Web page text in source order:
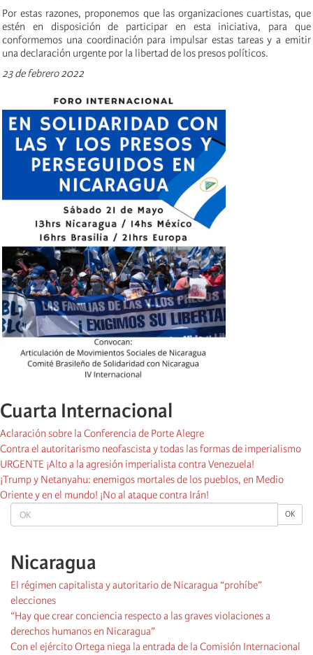
OK OK
Nicaragua
El régimen capitalista y autoritario de Nicaragua “prohíbe”
elecciones
“Hay que crear conciencia respecto a las graves violaciones a
derechos humanos en Nicaragua”
Con el ejército Ortega niega la entrada de la Comisión Internacional
Por estas razones, proponemos que las organizaciones cuartistas, que
estén en disposición de participar en esta iniciativa, para que
conformemos una coordinación para impulsar estas tareas y a emitir
una declaración urgente por la libertad de los presos políticos.
23 de febrero 2022
Cuarta Internacional
Aclaración sobre la Conferencia de Porte Alegre
Contra el autoritarismo neofascista y todas las formas de imperialismo
URGENTE ¡Alto a la agresión imperialista contra Venezuela!
¡Trump y Netanyahu: enemigos mortales de los pueblos, en Medio
Oriente y en el mundo! ¡No al ataque contra Irán!